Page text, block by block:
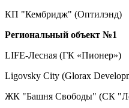
КП "Кембридж" (Оптилэнд)
Региональный объект №1
LIFE-Лесная (ГК «Пионер»)
Ligovsky City (Glorax
ЖК "Башня Свободы" (СК